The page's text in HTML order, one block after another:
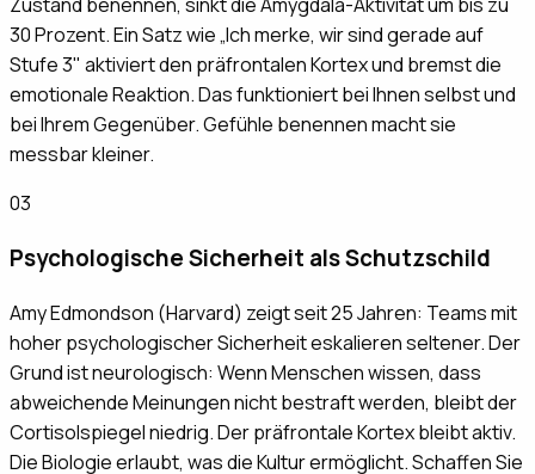
30 Prozent. Ein Satz wie „Ich merke, wir sind gerade auf
Stufe 3" aktiviert den präfrontalen Kortex und bremst die
emotionale Reaktion. Das funktioniert bei Ihnen selbst und
bei Ihrem Gegenüber. Gefühle benennen macht sie
messbar kleiner.
03
Psychologische Sicherheit als Schutzschild
Amy Edmondson (Harvard) zeigt seit 25 Jahren: Teams mit
hoher psychologischer Sicherheit eskalieren seltener. Der
Grund ist neurologisch: Wenn Menschen wissen, dass
abweichende Meinungen nicht bestraft werden, bleibt der
Cortisolspiegel niedrig. Der präfrontale Kortex bleibt aktiv.
Die Biologie erlaubt, was die Kultur ermöglicht. Schaffen Sie